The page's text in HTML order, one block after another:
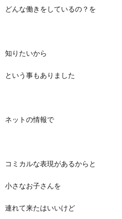
どんな働きをしているの？を
知りたいから
という事もありました
ネットの情報で
コミカルな表現があるからと
小さなお子さんを
連れて来たはいいけど